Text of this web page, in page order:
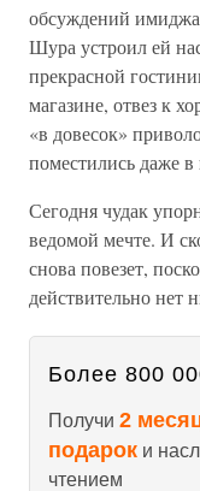
обсуждений
Шура устроил ей
прекрасной
магазине, отвез к
«в довесок»
поместились даже в
Сегодня чудак
ведомой мечте. И
снова повезет,
действительно нет
Более 800
Получи 2
подарок и
чтением